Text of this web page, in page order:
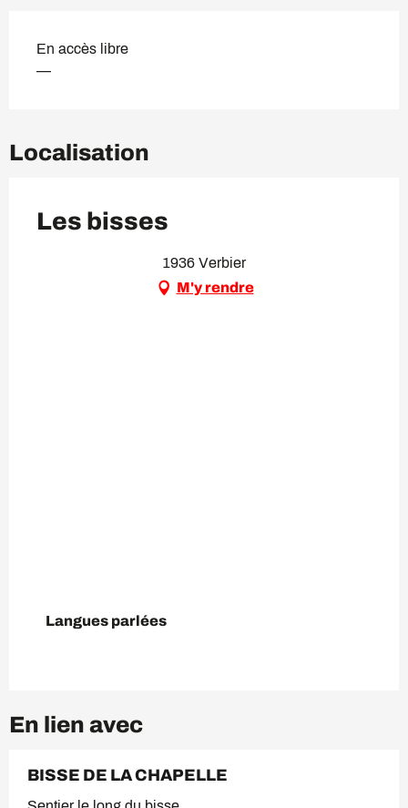
En accès libre
—
Localisation
Les bisses
1936 Verbier
M'y rendre
Langues parlées
Langues parlées
En lien avec
BISSE DE LA CHAPELLE